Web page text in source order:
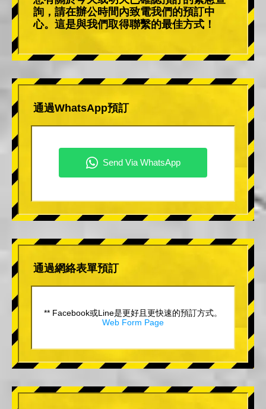
詢，請在辦公時間內致電我們的預訂中
心。這是與我們取得聯繫的最佳方式！
通過WhatsApp預訂
通過網絡表單預訂
** Facebook或Line是更好且更快速的預訂方式。
Web Form Page